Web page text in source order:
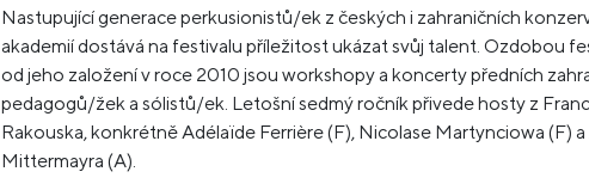
Nastupující generace perkusionistů/ek z českých i zahraničních
akademií dostává na festivalu příležitost ukázat svůj talent. Ozdobou
od jeho založení v roce 2010 jsou workshopy a koncerty předních
pedagogů/žek a sólistů/ek. Letošní sedmý ročník přivede hosty z
Rakouska, konkrétně Adélaïde Ferrière (F), Nicolase Martynciowa (F)
Mittermayra (A).